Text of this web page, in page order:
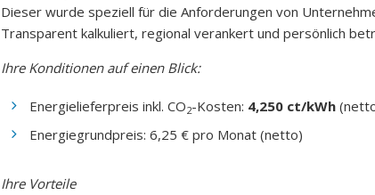
Dieser wurde speziell für die Anforderungen von
Transparent kalkuliert, regional verankert und persönlich
Ihre Konditionen auf einen Blick:
Energielieferpreis inkl. CO2-Kosten: 4,250 ct/kWh
Energiegrundpreis: 6,25 € pro Monat (netto)
Ihre Vorteile